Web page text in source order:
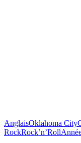
AnglaisOklahoma City
RockRock’n’Roll